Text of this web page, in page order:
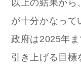
以上の結果から
が十分かなって
政府は2025年
引き上げる目標